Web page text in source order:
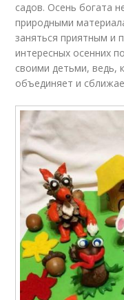
садов. Осень богата
природными
заняться приятным и
интересных осенних
своими детьми, ведь,
объединяет и